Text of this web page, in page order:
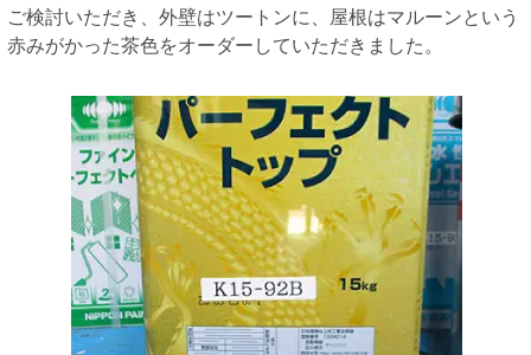
ご検討いただき、外壁はツートンに、屋根はマルーンという
赤みがかった茶色をオーダーしていただきました。